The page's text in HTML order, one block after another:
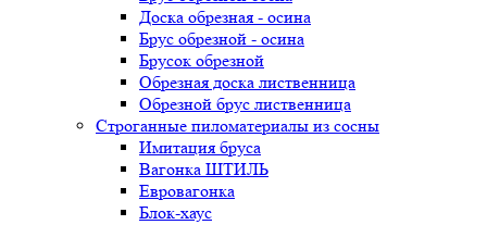
Доска обрезная - осина
Брус обрезной - осина
Брусок обрезной
Обрезная доска лиственница
Обрезной брус лиственница
Строганные пиломатериалы из сосны
Имитация бруса
Вагонка ШТИЛЬ
Евровагонка
Блок-хаус